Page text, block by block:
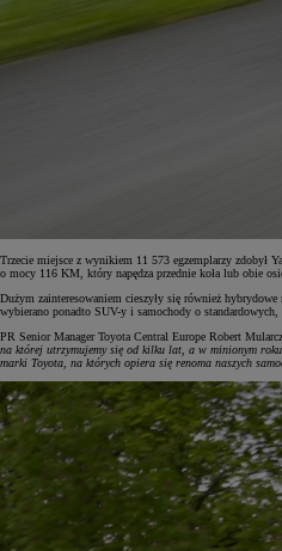
Trzecie miejsce z wynikiem 11 573 egzemplarzy zdobył
o mocy 116 KM, który napędza przednie koła lub obie
Dużym zainteresowaniem cieszyły się również
wybierano ponadto SUV-y i samochody o
PR Senior Manager Toyota Central Europe Robert
na której utrzymujemy się od kilku lat, a w minionym
marki Toyota, na których opiera się renoma naszych